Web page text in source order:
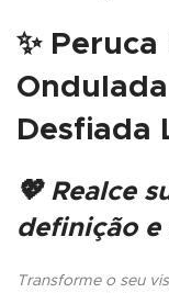
✨
Desfiada
💖 Realce
definição
Transforme o seu